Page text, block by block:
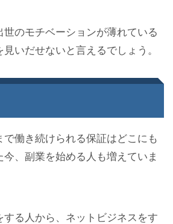
のモチベーションが薄れている
いだせないと言えるでしょう。
働き続けられる保証はどこにも
、副業を始める人も増えていま
する人から、ネットビジネスをす